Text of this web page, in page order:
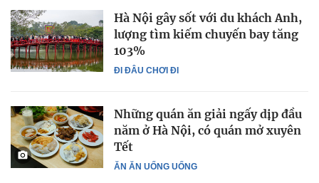
ĐI ĐÂU CHƠI ĐI
Hà Nội gây sốt với du khách Anh,
lượng tìm kiếm chuyến bay tăng
103%
ĂN ĂN UỐNG UỐNG
Những quán ăn giải ngấy dịp đầu
năm ở Hà Nội, có quán mở xuyên
Tết